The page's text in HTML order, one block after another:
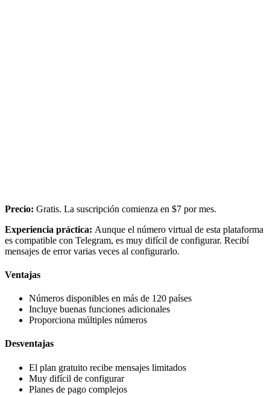
Precio: Gratis. La suscripción comienza en $7 por mes.
Experiencia práctica: Aunque el número virtual de esta plataforma
es compatible con Telegram, es muy difícil de configurar. Recibí
mensajes de error varias veces al configurarlo.
Ventajas
Números disponibles en más de 120 países
Incluye buenas funciones adicionales
Proporciona múltiples números
Desventajas
El plan gratuito recibe mensajes limitados
Muy difícil de configurar
Planes de pago complejos